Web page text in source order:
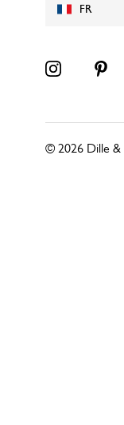
FR
© 2026 Dille &